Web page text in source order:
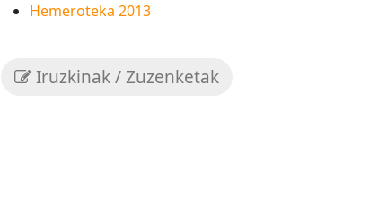
Hemeroteka 2013
Iruzkinak / Zuzenketak